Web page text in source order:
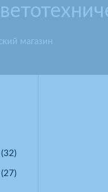
магазин
(32)
(27)